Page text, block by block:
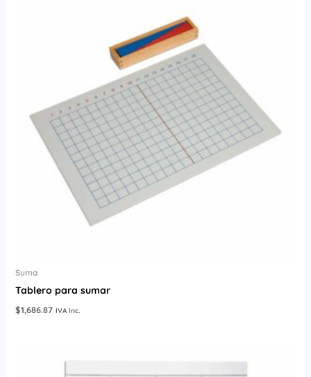
Suma
Tablero para sumar
$1,686.87 IVA Inc.